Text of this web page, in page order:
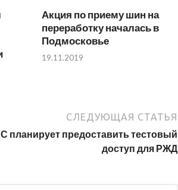
Акция по приему шин на
переработку началась в
Подмосковье
19.11.2019
СЛЕДУЮЩАЯ СТАТЬЯ
планирует предоставить тестовый
доступ для РЖД